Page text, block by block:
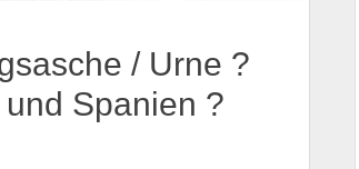
/ Urne ?
Spanien ?